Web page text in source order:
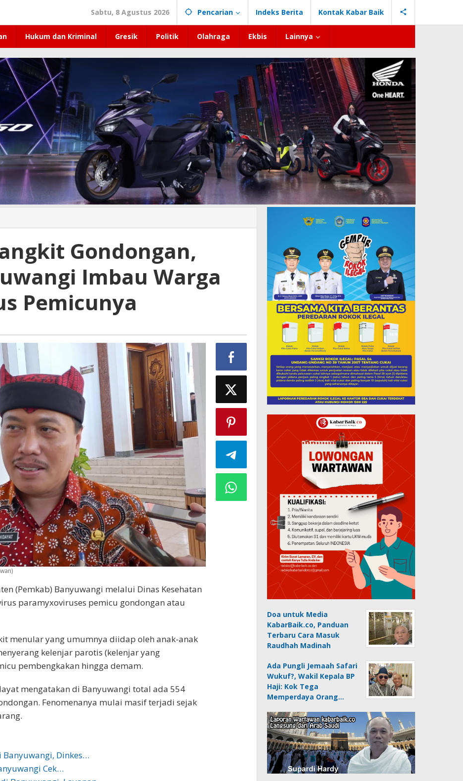
Sabtu, 8 Agustus 2026 Pencarian Indeks Berita Kontak Kabar Baik
Hukum dan Kriminal Gresik Politik Olahraga Ekbis Lainnya
Gondongan,
Imbau Warga
Pemicunya
(Pemkab) Banyuwangi melalui Dinas Kesehatan
paramyxoviruses pemicu gondongan atau
menular yang umumnya diidap oleh anak-anak
kelenjar parotis (kelenjar yang
pembengkakan hingga demam.
mengatakan di Banyuwangi total ada 554
Fenomenanya mulai masif terjadi sejak
Banyuwangi, Dinkes…
Cek…
Doa untuk Media
KabarBaik.co, Panduan
Terbaru Cara Masuk
Raudhah Madinah
Ada Pungli Jemaah Safari
Wukuf?, Wakil Kepala BP
Haji: Kok Tega
Memperdaya Orang…